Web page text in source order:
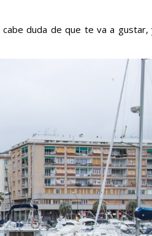
duda de que te va a gustar,